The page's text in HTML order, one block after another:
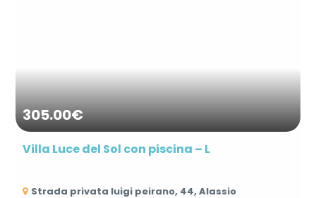
305.00€
Villa Luce del Sol con piscina – L
Strada privata luigi peirano, 44, Alassio